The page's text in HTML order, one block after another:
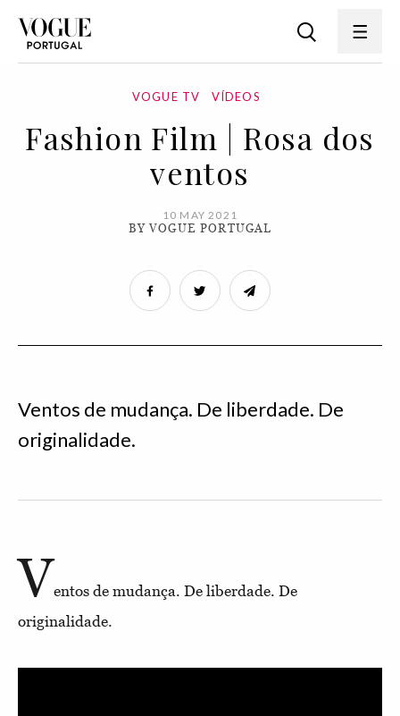
VOGUE TV VÍDEOS
Fashion Film | Rosa dos
ventos
10 MAY 2021
BY VOGUE PORTUGAL
Ventos de mudança. De liberdade. De
originalidade.
Ventos de mudança. De liberdade. De
originalidade.